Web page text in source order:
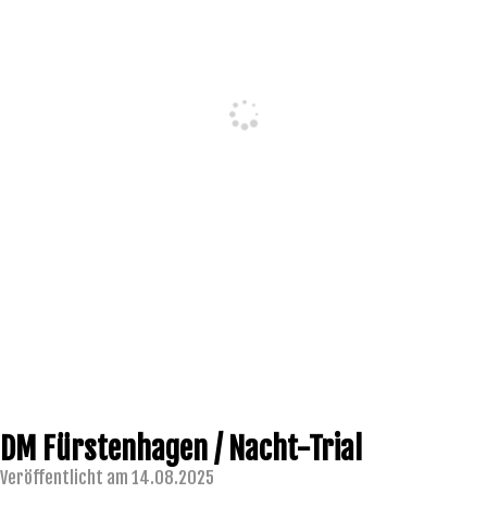
DM Fürstenhagen / Nacht-Trial
Veröffentlicht am 14.08.2025